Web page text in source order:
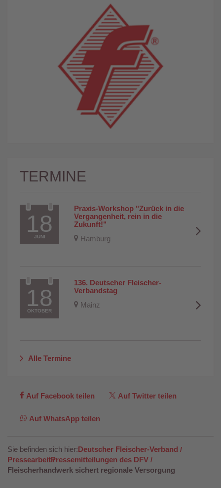
TERMINE
18
JUNI
Praxis-Workshop "Zurück in die
Vergangenheit, rein in die
Zukunft!"
Hamburg
18
OKTOBER
136. Deutscher Fleischer-
Verbandstag
Mainz
Alle Termine
Auf Facebook teilen Auf Twitter teilen
Auf WhatsApp teilen
Sie befinden sich hier:Deutscher Fleischer-Verband
PressearbeitPressemitteilungen des DFV
Fleischerhandwerk sichert regionale Versorgung